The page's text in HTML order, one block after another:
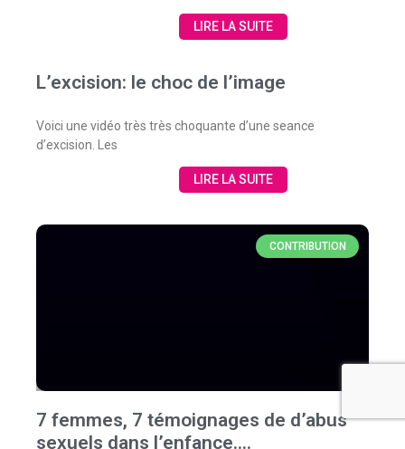
LIRE LA SUITE
L’excision: le choc de l’image
Voici une vidéo très très choquante d’une seance
d’excision. Les
LIRE LA SUITE
CONTRIBUTION
7 femmes, 7 témoignages de d’abus
sexuels dans l’enfance….